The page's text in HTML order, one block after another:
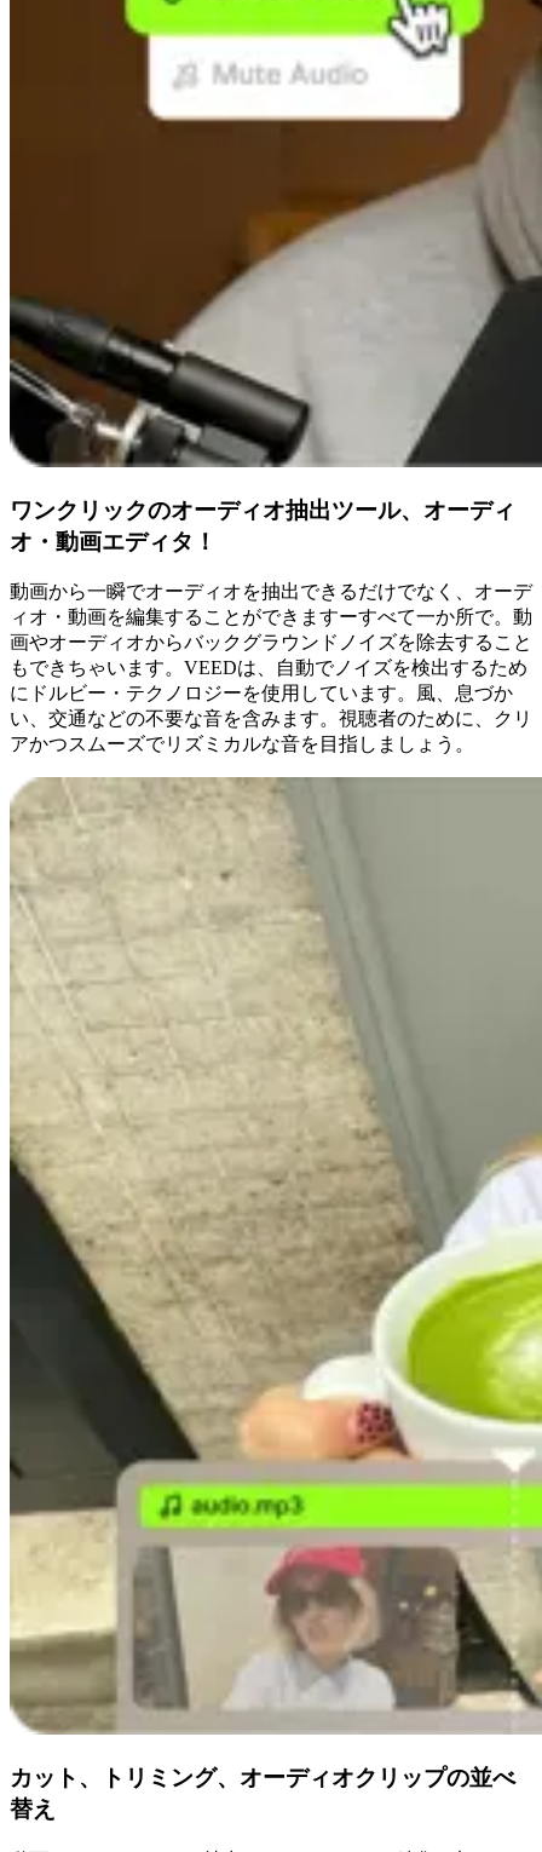
ワンクリックのオーディオ抽出ツール、オーディ
オ・動画エディタ！
動画から一瞬でオーディオを抽出できるだけでなく、オーデ
ィオ・動画を編集することができますーすべて一か所で。動
画やオーディオからバックグラウンドノイズを除去すること
もできちゃいます。VEEDは、自動でノイズを検出するため
にドルビー・テクノロジーを使用しています。風、息づか
い、交通などの不要な音を含みます。視聴者のために、クリ
アかつスムーズでリズミカルな音を目指しましょう。
カット、トリミング、オーディオクリップの並べ
替え